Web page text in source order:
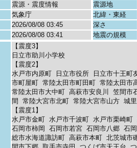
震源・震度情報
気象庁
2026/08/08 03:45
2026/08/08 03:41
震源地
北緯・東経
深さ
地震の規模
【震度3】
日立市助川小学校
【震度2】
水戸市内原町
日立市役所 日立市十王町
市町屋町 常陸太田市町田町 常陸太田市
常陸太田市大中町 高萩市安良川 笠間市
間
常陸大宮市北町 常陸大宮市山方 城
【震度1】
水戸市金町 水戸市千波町 水戸市栗崎町
石岡市柿岡
石岡市若宮 石岡市八郷 石
総市水海道諏訪町 高萩市本町 北茨城市